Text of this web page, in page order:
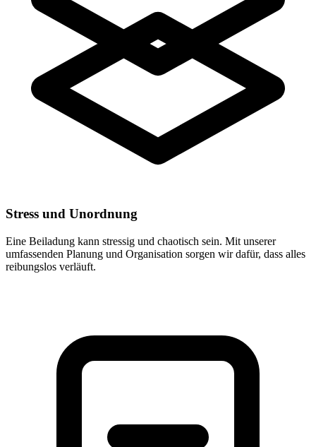
Stress und Unordnung
Eine Beiladung kann stressig und chaotisch sein. Mit unserer
umfassenden Planung und Organisation sorgen wir dafür, dass alles
reibungslos verläuft.